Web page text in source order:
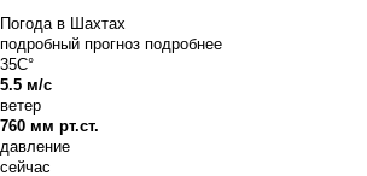
Погода в Шахтах
подробный прогноз подробнее
35C°
5.5 м/с
ветер
760 мм рт.ст.
давление
сейчас